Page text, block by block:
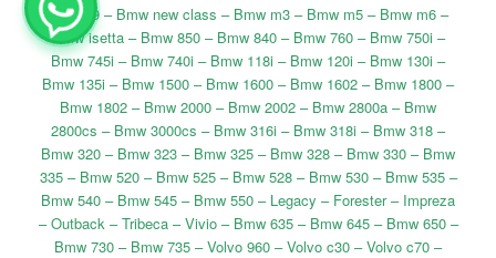
Bmw x9 – Bmw new class – Bmw m3 – Bmw m5 – Bmw m6 –
Bmw isetta – Bmw 850 – Bmw 840 – Bmw 760 – Bmw 750i –
Bmw 745i – Bmw 740i – Bmw 118i – Bmw 120i – Bmw 130i –
Bmw 135i – Bmw 1500 – Bmw 1600 – Bmw 1602 – Bmw 1800 –
Bmw 1802 – Bmw 2000 – Bmw 2002 – Bmw 2800a – Bmw
2800cs – Bmw 3000cs – Bmw 316i – Bmw 318i – Bmw 318 –
Bmw 320 – Bmw 323 – Bmw 325 – Bmw 328 – Bmw 330 – Bmw
335 – Bmw 520 – Bmw 525 – Bmw 528 – Bmw 530 – Bmw 535 –
Bmw 540 – Bmw 545 – Bmw 550 – Legacy – Forester – Impreza
– Outback – Tribeca – Vivio – Bmw 635 – Bmw 645 – Bmw 650 –
Bmw 730 – Bmw 735 – Volvo 960 – Volvo c30 – Volvo c70 –